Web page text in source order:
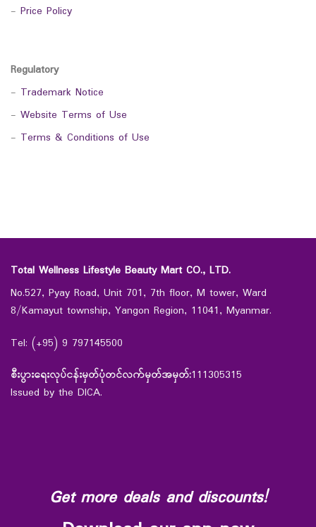
- Price Policy
Regulatory
- Trademark Notice
- Website Terms of Use
- Terms & Conditions of Use
Total Wellness Lifestyle Beauty Mart CO., LTD.
No.527, Pyay Road, Unit 701, 7th floor, M tower, Ward
8/Kamayut township, Yangon Region, 11041, Myanmar.
Tel: (+95) 9 797145500
စီးပွားရေးလုပ်ငန်းမှတ်ပုံတင်လက်မှတ်အမှတ်:111305315
Issued by the DICA.
Get more deals and discounts!